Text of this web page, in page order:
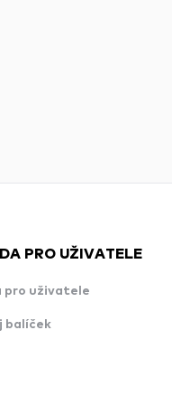
PRO UŽIVATELE
pro uživatele
balíček